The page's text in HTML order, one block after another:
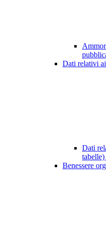
Dati relativi
Dati
tabelle)
Benessere